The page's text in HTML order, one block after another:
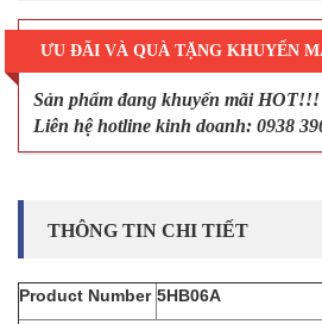
ƯU ĐÃI VÀ QUÀ TẶNG KHUYẾN
Sản phẩm đang khuyến mãi HOT!!!
Liên hệ hotline kinh doanh: 0938
THÔNG TIN CHI TIẾT
Product Number 5HB06A